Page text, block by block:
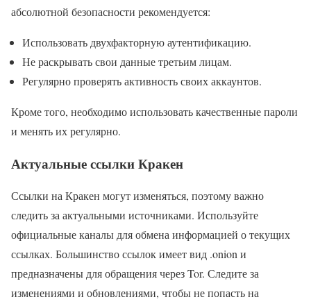
абсолютной безопасности рекомендуется:
Использовать двухфакторную аутентификацию.
Не раскрывать свои данные третьим лицам.
Регулярно проверять активность своих аккаунтов.
Кроме того, необходимо использовать качественные пароли
и менять их регулярно.
Актуальные ссылки Кракен
Ссылки на Кракен могут изменяться, поэтому важно
следить за актуальными источниками. Используйте
официальные каналы для обмена информацией о текущих
ссылках. Большинство ссылок имеет вид .onion и
предназначены для обращения через Tor. Следите за
изменениями и обновлениями, чтобы не попасть на